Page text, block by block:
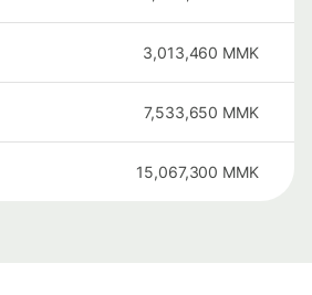
3,013,460 MMK
7,533,650 MMK
15,067,300 MMK